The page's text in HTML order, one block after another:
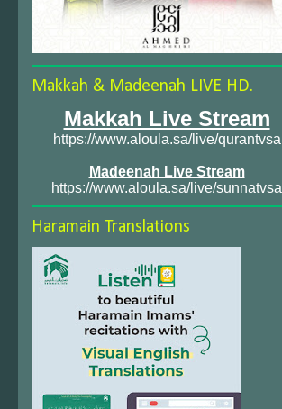
Makkah & Madeenah LIVE HD.
Makkah Live Stream
https://www.aloula.sa/live/qurantvsa
Madeenah Live Stream
https://www.aloula.sa/live/sunnatvsa
Haramain Translations